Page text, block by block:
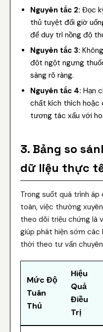
Nguyên tắc 2: Đọc
thủ tuyệt đối giờ
để duy trì nồng độ
Nguyên tắc 3:
đột ngột ngưng
sàng rõ ràng.
Nguyên tắc 4: Hạn
chất kích thích hoặc
tương tác xấu với
3. Bảng so
dữ liệu thực
Trong suốt quá trình
toàn, việc thường
theo dõi triệu chứng là
giúp phát hiện sớm
thời theo tư vấn
Mức Độ
Tuân
Thủ
Hiệu
Quả
Điều
Trị